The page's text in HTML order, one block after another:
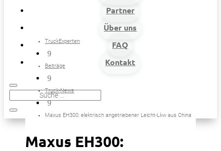
Partner
Über uns
FAQ
Kontakt
TruckExperten
9
Beiträge
9
Truck-News
9
Maxus EH300: elektrisch angetriebener Leicht-Lkw aus China
Maxus EH300: